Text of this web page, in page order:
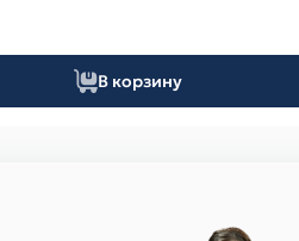
В корзину